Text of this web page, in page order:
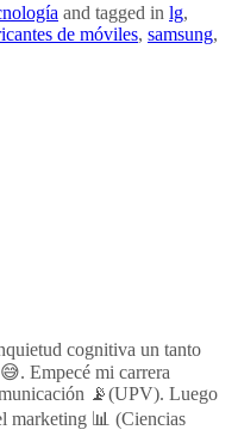
and tagged in lg,
de móviles, samsung,
cognitiva un tanto
Empecé mi carrera
📡(UPV). Luego
marketing 📊 (Ciencias